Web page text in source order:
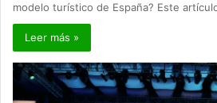
modelo turístico de España? Este
Leer más »